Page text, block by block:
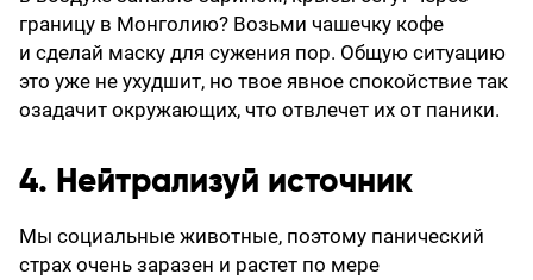
границу в Монголию? Возьми чашечку кофе
и сделай маску для сужения пор. Общую ситуацию
это уже не ухудшит, но твое явное спокойствие так
озадачит окружающих, что отвлечет их от паники.
4. Нейтрализуй источник
Мы социальные животные, поэтому панический
страх очень заразен и растет по мере